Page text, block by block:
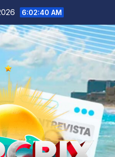
6:02:41 AM